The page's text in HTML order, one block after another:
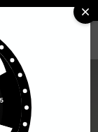
Beli Ribana